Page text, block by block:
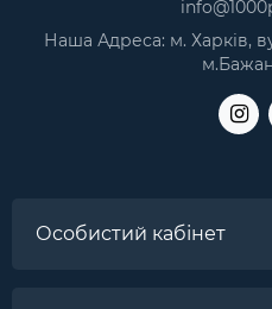
Наша Адреса: м. Харків,
Особистий кабінет